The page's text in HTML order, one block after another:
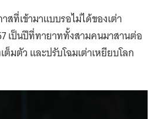
สที่เข้ามาแบบรอไม่ได้ของเต่า
เป็นปีที่ทายาททั้งสามคนมาสานต่อ
มตัว และปรับโฉมเต่าเหยียบโลก